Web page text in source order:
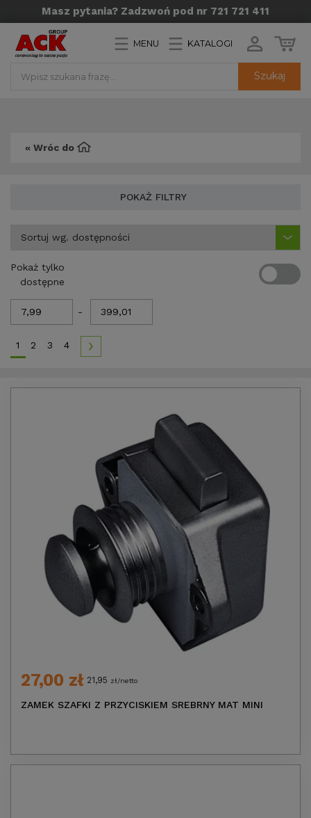
Masz pytania? Zadzwoń pod nr 721 721 411
Szukaj
MENU KATALOGI
« Wróc do
POKAŻ FILTRY
Pokaż tylko
dostępne
-
1 2 3 4
27,00 zł 21,95 zł/netto
ZAMEK SZAFKI Z PRZYCISKIEM SREBRNY MAT MINI